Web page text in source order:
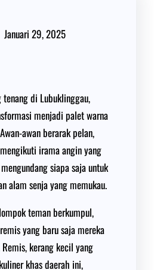
Januari 29, 2025
tenang di Lubuklinggau,
menjadi palet warna
awan berarak pelan,
irama angin yang
siapa saja untuk
alam senja yang memukau.
teman berkumpul,
yang baru saja mereka
kerang kecil yang
khas daerah ini,